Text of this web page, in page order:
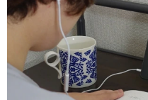
導
よく
お
ノ